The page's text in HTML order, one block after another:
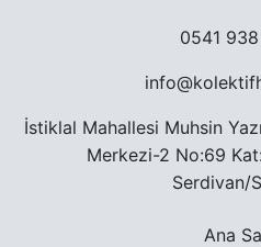
0541
İstiklal Mahallesi Muhsin
Merkezi-2 No:69
Serdivan/
Ana